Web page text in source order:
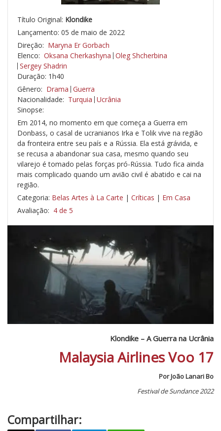
Título Original: Klondike
Lançamento: 05 de maio de 2022
Direção: Maryna Er Gorbach
Elenco: Oksana Cherkashyna Oleg Shcherbina
Sergey Shadrin
Duração: 1h40
Gênero: Drama Guerra
Nacionalidade: Turquia Ucrânia
Sinopse:
Em 2014, no momento em que começa a Guerra em
Donbass, o casal de ucranianos Irka e Tolik vive na região
da fronteira entre seu país e a Rússia. Ela está grávida, e
se recusa a abandonar sua casa, mesmo quando seu
vilarejo é tomado pelas forças pró-Rússia. Tudo fica ainda
mais complicado quando um avião civil é abatido e cai na
região.
Categoria: Belas Artes à La Carte | Críticas | Em Casa
Avaliação: 4 de 5
Klondike – A Guerra na Ucrânia
Malaysia Airlines Voo 17
Por João Lanari Bo
Festival de Sundance 2022
Compartilhar: